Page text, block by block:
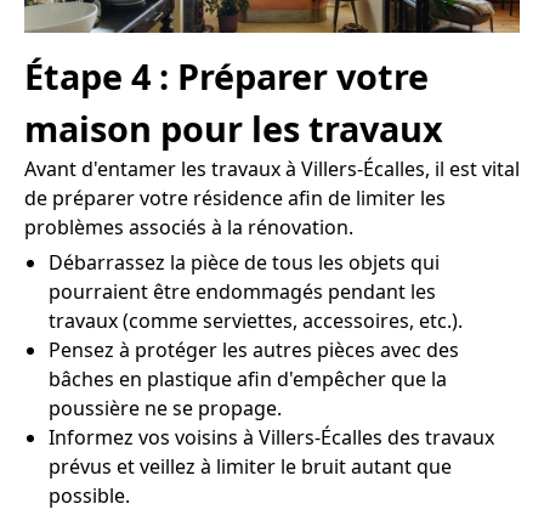
Étape 4 : Préparer votre
maison pour les travaux
Avant d'entamer les travaux à Villers-Écalles, il est vital
de préparer votre résidence afin de limiter les
problèmes associés à la rénovation.
Débarrassez la pièce de tous les objets qui
pourraient être endommagés pendant les
travaux (comme serviettes, accessoires, etc.).
Pensez à protéger les autres pièces avec des
bâches en plastique afin d'empêcher que la
poussière ne se propage.
Informez vos voisins à Villers-Écalles des travaux
prévus et veillez à limiter le bruit autant que
possible.